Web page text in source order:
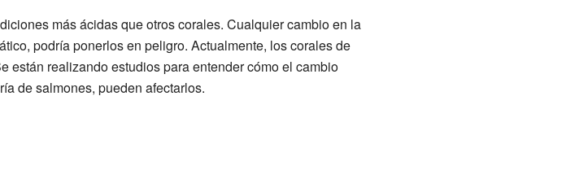
más ácidas que otros corales. Cualquier cambio en la
podría ponerlos en peligro. Actualmente, los corales de
están realizando estudios para entender cómo el cambio
de salmones, pueden afectarlos.